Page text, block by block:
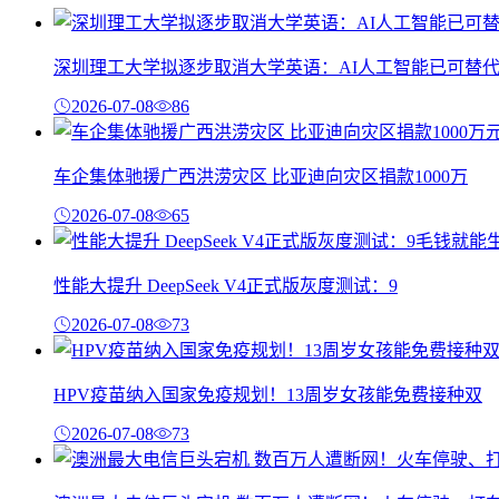
深圳理工大学拟逐步取消大学英语：AI人工智能已可替代
2026-07-08 86
车企集体驰援广西洪涝灾区 比亚迪向灾区捐款1000万
2026-07-08 65
性能大提升 DeepSeek V4正式版灰度测试：9
2026-07-08 73
HPV疫苗纳入国家免疫规划！13周岁女孩能免费接种双
2026-07-08 73